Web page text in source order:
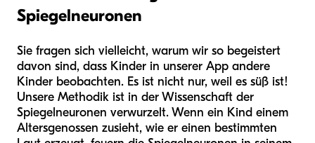
Spiegelneuronen
Sie fragen sich vielleicht, warum wir so begeistert
davon sind, dass Kinder in unserer App andere
Kinder beobachten. Es ist nicht nur, weil es süß ist!
Unsere Methodik ist in der Wissenschaft der
Spiegelneuronen verwurzelt. Wenn ein Kind einem
Altersgenossen zusieht, wie er einen bestimmten